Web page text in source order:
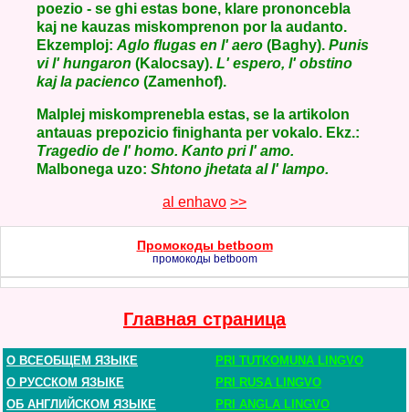
poezio - se ghi estas bone, klare prononcebla
kaj ne kauzas miskomprenon por la audanto.
Ekzemploj: Aglo flugas en l' aero (Baghy). Punis
vi l' hungaron (Kalocsay). L' espero, l' obstino
kaj la pacienco (Zamenhof).
Malplej miskomprenebla estas, se la artikolon
antauas prepozicio finighanta per vokalo. Ekz.:
Tragedio de l' homo. Kanto pri l' amo.
Malbonega uzo: Shtono jhetata al l' lampo.
al enhavo >>
Промокоды betboom
промокоды betboom
Главная страница
О ВСЕОБЩЕМ ЯЗЫКЕ
PRI TUTKOMUNA LINGVO
О РУССКОМ ЯЗЫКЕ
PRI RUSA LINGVO
ОБ АНГЛИЙСКОМ ЯЗЫКЕ
PRI ANGLA LINGVO